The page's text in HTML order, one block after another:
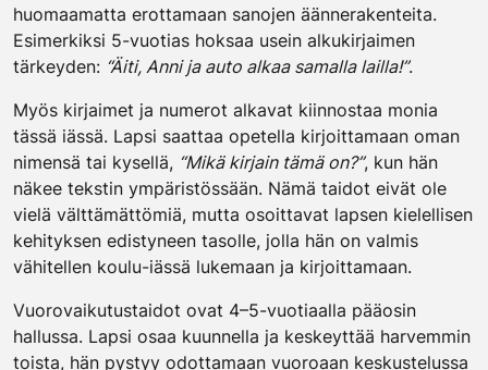
huomaamatta erottamaan sanojen äännerakenteita.
Esimerkiksi 5-vuotias hoksaa usein alkukirjaimen
tärkeyden: “Äiti, Anni ja auto alkaa samalla lailla!”.
Myös kirjaimet ja numerot alkavat kiinnostaa monia
tässä iässä. Lapsi saattaa opetella kirjoittamaan oman
nimensä tai kysellä, “Mikä kirjain tämä on?”, kun hän
näkee tekstin ympäristössään. Nämä taidot eivät ole
vielä välttämättömiä, mutta osoittavat lapsen kielellisen
kehityksen edistyneen tasolle, jolla hän on valmis
vähitellen koulu-iässä lukemaan ja kirjoittamaan.
Vuorovaikutustaidot ovat 4–5-vuotiaalla pääosin
hallussa. Lapsi osaa kuunnella ja keskeyttää harvemmin
toista, hän pystyy odottamaan vuoroaan keskustelussa